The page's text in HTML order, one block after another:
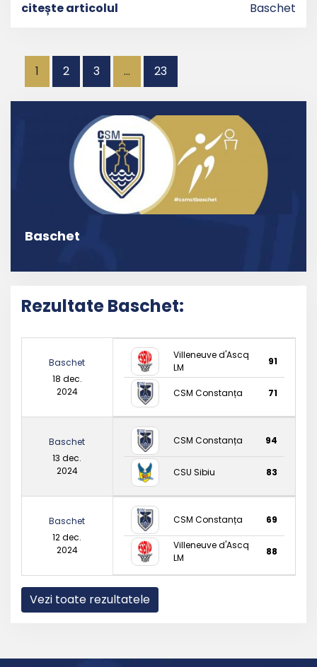
citește articolul Baschet
Paginație
articole
1 2 3 … 23
Baschet
Rezultate Baschet:
Baschet
18 dec.
2024
Villeneuve d'Ascq
LM
91
CSM Constanța 71
Baschet
13 dec.
2024
CSM Constanța 94
CSU Sibiu 83
Baschet
12 dec.
2024
CSM Constanța 69
Villeneuve d'Ascq
LM
88
Vezi toate rezultatele